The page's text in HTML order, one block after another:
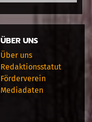
ÜBER UNS
Über uns
Redaktionsstatut
Förderverein
Mediadaten